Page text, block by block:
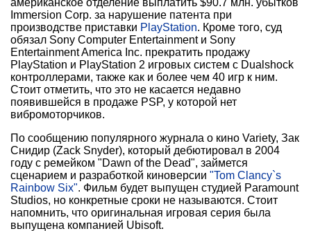
американское отделение выплатить $90.7 млн. убытков
Immersion Corp. за нарушение патента при
производстве приставки PlayStation. Кроме того, суд
обязал Sony Computer Entertainment и Sony
Entertainment America Inc. прекратить продажу
PlayStation и PlayStation 2 игровых систем с Dualshock
контроллерами, также как и более чем 40 игр к ним.
Стоит отметить, что это не касается недавно
появившейся в продаже PSP, у которой нет
вибромоторчиков.
По сообщению популярного журнала о кино Variety, Зак
Снидир (Zack Snyder), который дебютировал в 2004
году с ремейком "Dawn of the Dead", займется
сценарием и разработкой киноверсии "Tom Clancy`s
Rainbow Six". Фильм будет выпущен студией Paramount
Studios, но конкретные сроки не называются. Стоит
напомнить, что оригинальная игровая серия была
выпущена компанией Ubisoft.